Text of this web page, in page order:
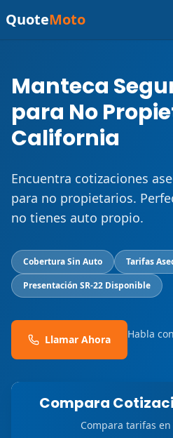
QuoteMoto
Manteca
para No
California
Encuentra cotizaciones
para no propietarios.
no tienes auto propio.
Cobertura Sin Auto
Tarifas
Presentación SR-22 Disponible
Llamar Ahora Habla
Compara
Compara tarifas